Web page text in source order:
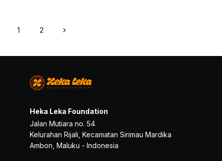
SAPARUA
Page
1 2
Next
Heka Leka Foundation
Jalan Mutiara no. 54
Kelurahan Rijali, Kecamatan Sirimau Mardika
Ambon, Maluku - Indonesia